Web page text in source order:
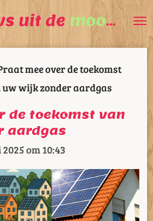
uit de mooiste
mee over de toekomst
uw wijk zonder aardgas
de toekomst van
aardgas
om 10:43